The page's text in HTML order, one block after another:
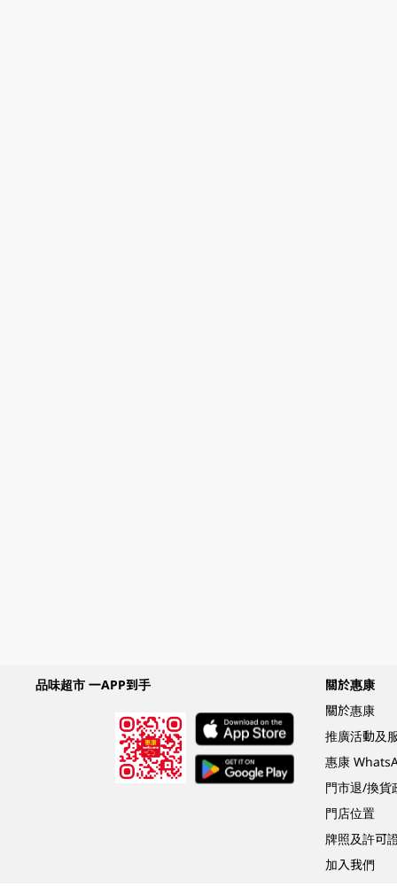
品味超市 一APP到手
關於惠康
關於惠康
推廣活動及
惠康
門市退/換貨
門店位置
牌照及許可
加入我們